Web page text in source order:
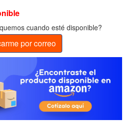
cuando esté disponible?
por correo